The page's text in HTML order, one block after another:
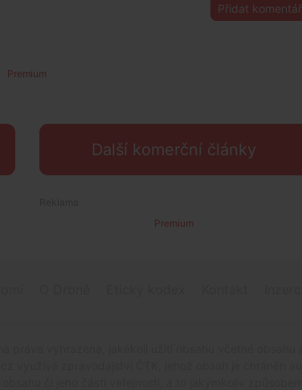
Přidat komentář
Premium
Další komerční články
Premium